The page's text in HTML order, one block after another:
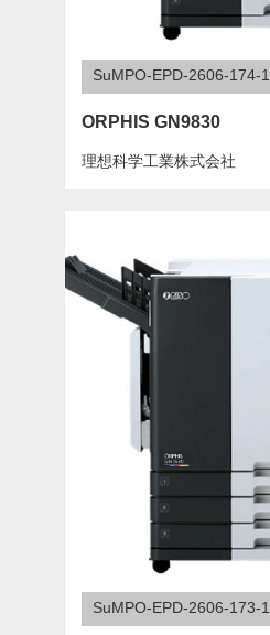
SuMPO-EPD-2606-174-1
ORPHIS GN9830
理想科学工業株式会社
SuMPO-EPD-2606-173-1